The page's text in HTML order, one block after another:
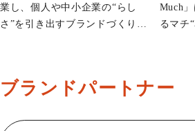
業し、個人や中小企業の“らし
さ”を引き出すブランドづくりを
企業として歩んできました。短
Much
るマチ
ちづく
ブランドパートナー